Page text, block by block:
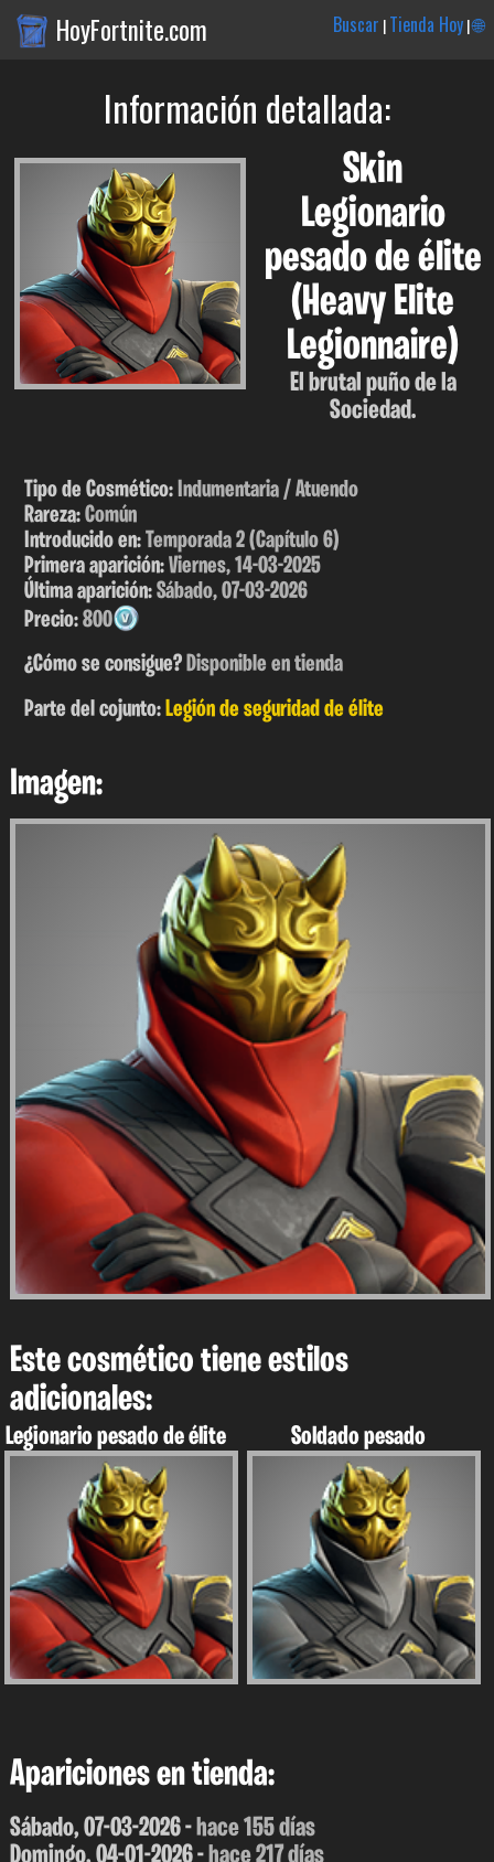
HoyFortnite.com Buscar |Tienda Hoy|🌐
Información detallada:
Skin
Legionario
pesado de élite
(Heavy Elite
Legionnaire)
El brutal puño de la
Sociedad.
Tipo de Cosmético:Indumentaria / Atuendo
Rareza:Común
Introducido en:Temporada 2 (Capítulo 6)
Primera aparición:Viernes, 14-03-2025
Última aparición:Sábado, 07-03-2026
Precio:800
¿Cómo se consigue?Disponible en tienda
Parte del cojunto:Legión de seguridad de élite
Imagen:
Este cosmético tiene estilos
adicionales:
Legionario pesado de élite Soldado pesado
Apariciones en tienda:
Sábado, 07-03-2026 - hace 155 días
Domingo, 04-01-2026 - hace 217 días